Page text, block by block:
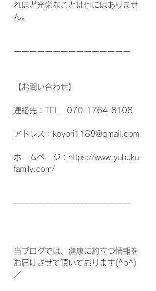
れほど光栄なことは他にはありませ
ん。
ーーーーーーーーーーーーーーー
【お問い合わせ】
連絡先：TEL　070-1764-8108
アドレス：koyori1188@gmail.com
ホームページ：https://www.yuhuku-
family.com/
ーーーーーーーーーーーーーーー
当ブログでは、健康に約立つ情報を
お届けさせて頂いております(^o^)
／